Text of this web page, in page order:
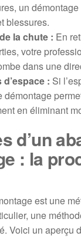
un
blessures.
la chute : En
votre
dans une
: Si
démontage
en éliminant
d’un
: la
est une
une
Voici un aperçu